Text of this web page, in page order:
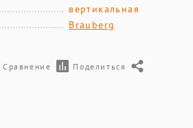
вертикальная
Brauberg
Сравнение Поделиться